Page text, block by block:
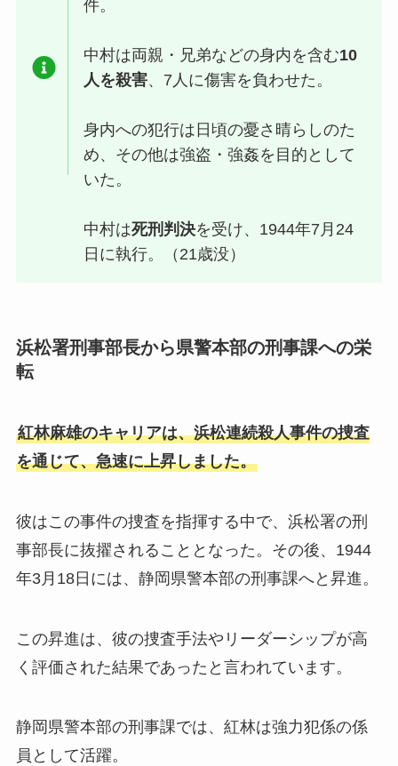
件。
中村は両親・兄弟などの身内を含む10
人を殺害、7人に傷害を負わせた。
身内への犯行は日頃の憂さ晴らしのた
め、その他は強盗・強姦を目的として
いた。
中村は死刑判決を受け、1944年7月24
日に執行。（21歳没）
浜松署刑事部長から県警本部の刑事課への栄
転
紅林麻雄のキャリアは、浜松連続殺人事件の捜査
を通じて、急速に上昇しました。
彼はこの事件の捜査を指揮する中で、浜松署の刑
事部長に抜擢されることとなった。その後、1944
年3月18日には、静岡県警本部の刑事課へと昇進。
この昇進は、彼の捜査手法やリーダーシップが高
く評価された結果であったと言われています。
静岡県警本部の刑事課では、紅林は強力犯係の係
員として活躍。